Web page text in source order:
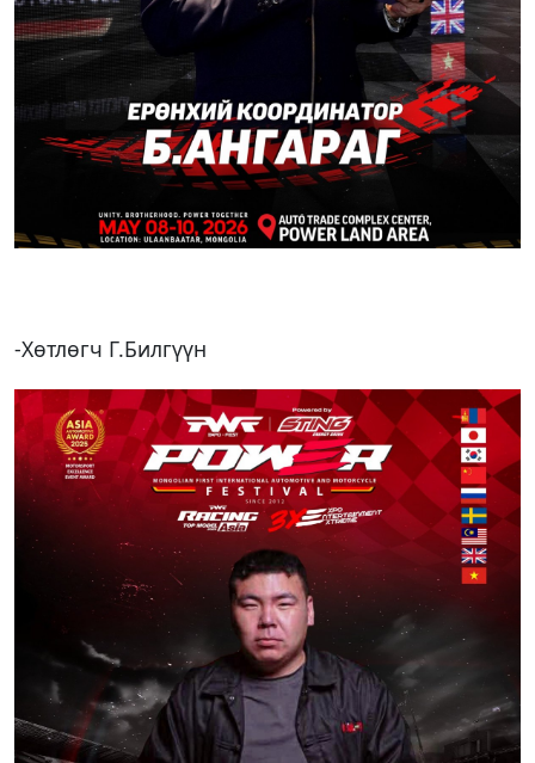
-Хөтлөгч Г.Билгүүн